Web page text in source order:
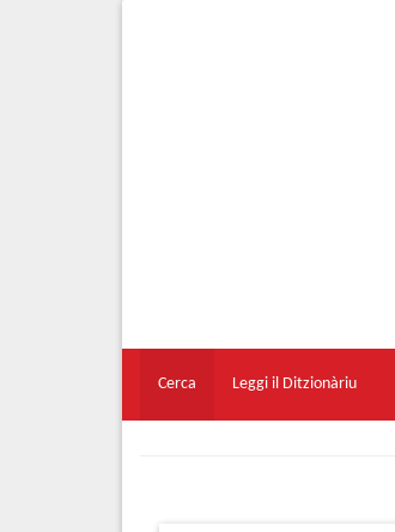
Cerca Leggi il Ditzionàriu